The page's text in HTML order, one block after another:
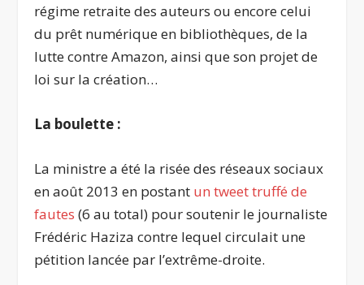
régime retraite des auteurs ou encore celui
du prêt numérique en bibliothèques, de la
lutte contre Amazon, ainsi que son projet de
loi sur la création…
La boulette :
La ministre a été la risée des réseaux sociaux
en août 2013 en postant un tweet truffé de
fautes (6 au total) pour soutenir le journaliste
Frédéric Haziza contre lequel circulait une
pétition lancée par l’extrême-droite.